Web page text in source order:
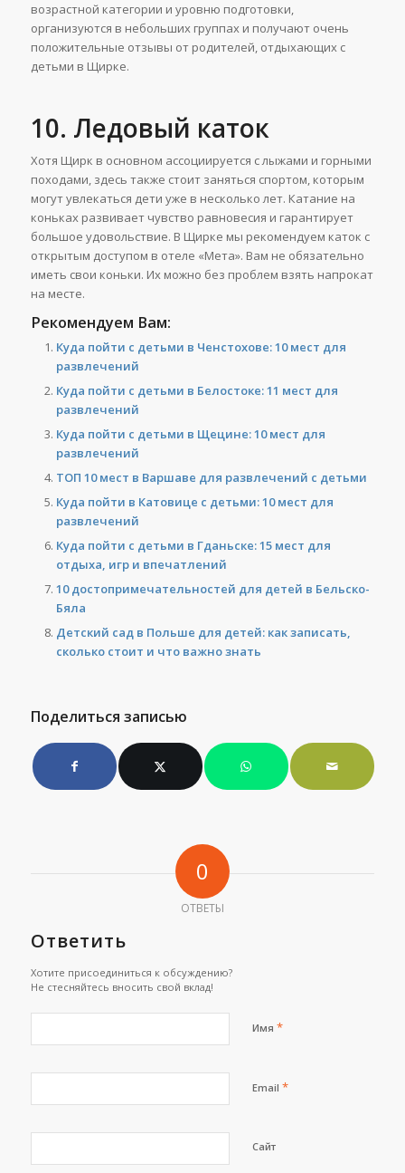
возрастной категории и уровню подготовки,
организуются в небольших группах и получают очень
положительные отзывы от родителей, отдыхающих с
детьми в Щирке.
10. Ледовый каток
Хотя Щирк в основном ассоциируется с лыжами и горными
походами, здесь также стоит заняться спортом, которым
могут увлекаться дети уже в несколько лет. Катание на
коньках развивает чувство равновесия и гарантирует
большое удовольствие. В Щирке мы рекомендуем каток с
открытым доступом в отеле «Мета». Вам не обязательно
иметь свои коньки. Их можно без проблем взять напрокат
на месте.
Рекомендуем Вам:
Куда пойти с детьми в Ченстохове: 10 мест для
развлечений
Куда пойти с детьми в Белостоке: 11 мест для
развлечений
Куда пойти с детьми в Щецине: 10 мест для
развлечений
ТОП 10 мест в Варшаве для развлечений с детьми
Куда пойти в Катовице с детьми: 10 мест для
развлечений
Куда пойти с детьми в Гданьске: 15 мест для
отдыха, игр и впечатлений
10 достопримечательностей для детей в Бельско-
Бяла
Детский сад в Польше для детей: как записать,
сколько стоит и что важно знать
Поделиться записью
0
ОТВЕТЫ
Ответить
Хотите присоединиться к обсуждению?
Не стесняйтесь вносить свой вклад!
Имя *
Email *
Сайт